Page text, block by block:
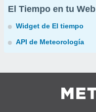
El Tiempo en tu Web
Widget de El tiempo
API de Meteorología